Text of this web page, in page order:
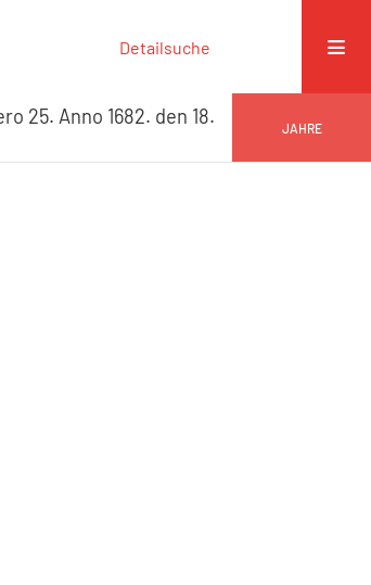
Detailsuche
25. Anno 1682. den 18.
JAHRE